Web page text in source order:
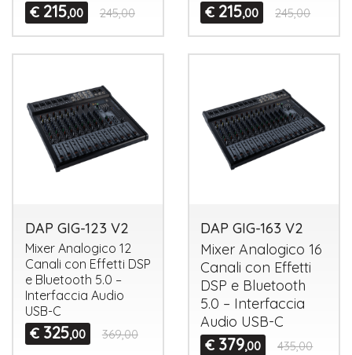
€ 215,00 245,00
€ 215,00 245,00
DAP GIG-123 V2
Mixer Analogico 12
Canali con Effetti DSP
e Bluetooth 5.0 –
Interfaccia Audio
USB-C
€ 325,00 369,00
DAP GIG-163 V2
Mixer Analogico 16
Canali con Effetti
DSP e Bluetooth
5.0 – Interfaccia
Audio USB-C
€ 379,00 435,00